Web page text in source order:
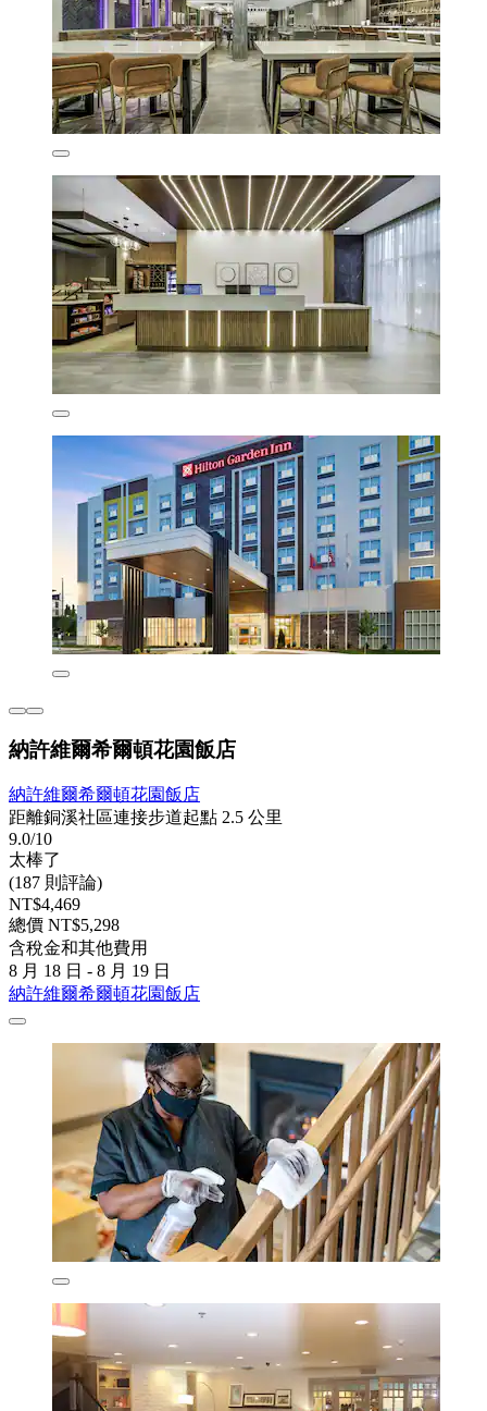
納許維爾希爾頓花園飯店
納許維爾希爾頓花園飯店
距離銅溪社區連接步道起點 2.5 公里
9.0/10
太棒了
(187 則評論)
NT$4,469
總價 NT$5,298
含稅金和其他費用
8 月 18 日 - 8 月 19 日
納許維爾希爾頓花園飯店